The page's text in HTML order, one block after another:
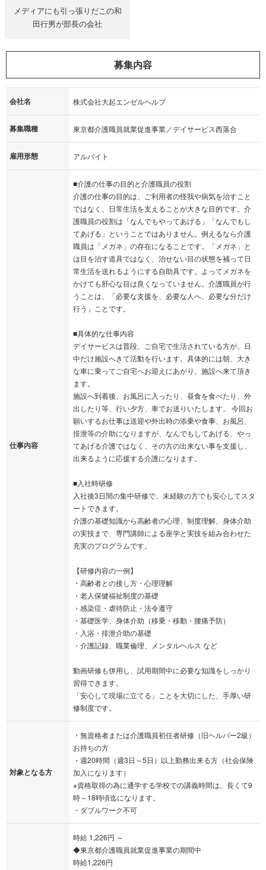
メディアにも引っ張りだこの和
田行男が部長の会社
募集内容
会社名 株式会社大起エンゼルヘルプ
募集職種 東京都介護職員就業促進事業／デイサービス西落合
雇用形態 アルバイト
仕事内容
■介護の仕事の目的と介護職員の役割
介護の仕事の目的は、ご利用者の怪我や病気を治すこと
ではなく、日常生活を支えることが大きな目的です。介
護職員の役割は「なんでもやってあげる」「なんでもし
てあげる」ということではありません。例えるなら介護
職員は「メガネ」の存在になることです。「メガネ」と
は目を治す道具ではなく、治せない目の状態を補って日
常生活を送れるようにする自助具です。よってメガネを
かけても肝心な目は良くなっていません。介護職員が行
うことは、「必要な支援を、必要な人へ、必要な分だけ
行う」ことです。
■具体的な仕事内容
デイサービスは普段、ご自宅で生活されている方が、日
中だけ施設へきて活動を行います。具体的には朝、大き
な車に乗ってご自宅へお迎えにあがり、施設へ来て頂き
ます。
施設へ到着後、お風呂に入ったり、昼食を食べたり、外
出したり等、行い夕方、車でお送りいたします。 今回お
願いするお仕事は送迎や外出時の添乗や食事、お風呂、
排泄等の介助になりますが、なんでもしてあげる、やっ
てあげる介護ではなく、その方の出来ない事を支援し、
出来るように応援する介護になります。
■入社時研修
入社後3日間の集中研修で、未経験の方でも安心してスタ
ートできます。
介護の基礎知識から高齢者の心理、制度理解、身体介助
の実技まで、専門講師による座学と実技を組み合わせた
充実のプログラムです。
【研修内容の一例】
・高齢者との接し方・心理理解
・老人保健福祉制度の基礎
・感染症・虐待防止・法令遵守
・基礎医学、身体介助（移乗・移動・腰痛予防）
・入浴・排泄介助の基礎
・介護記録、職業倫理、メンタルヘルス など
動画研修も併用し、試用期間中に必要な知識をしっかり
習得できます。
「安心して現場に立てる」ことを大切にした、手厚い研
修制度です。
対象となる方
・無資格者または介護職員初任者研修（旧ヘルパー2級）
お持ちの方
・週20時間（週3日～5日）以上勤務出来る方（社会保険
加入になります）
※資格取得の為に通学する学校での講義時間は、長くて9
時～18時頃迄になります。
・ダブルワーク不可
時給 1,226円 ～
◆東京都介護職員就業促進事業の期間中
時給1,226円